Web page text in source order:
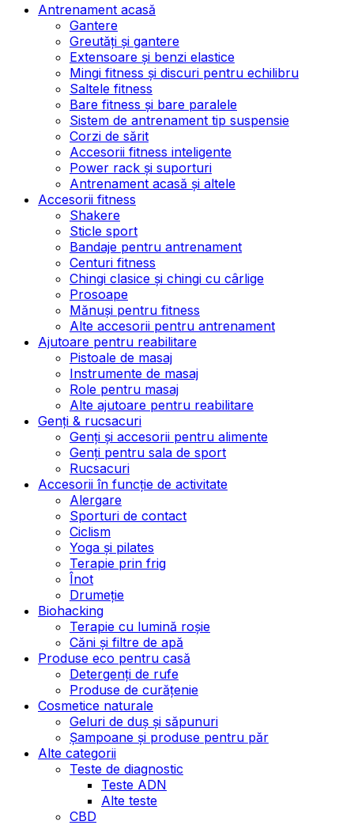
Antrenament acasă
Gantere
Greutăți și gantere
Extensoare și benzi elastice
Mingi fitness și discuri pentru echilibru
Saltele fitness
Bare fitness și bare paralele
Sistem de antrenament tip suspensie
Corzi de sărit
Accesorii fitness inteligente
Power rack și suporturi
Antrenament acasă și altele
Accesorii fitness
Shakere
Sticle sport
Bandaje pentru antrenament
Centuri fitness
Chingi clasice și chingi cu cârlige
Prosoape
Mănuși pentru fitness
Alte accesorii pentru antrenament
Ajutoare pentru reabilitare
Pistoale de masaj
Instrumente de masaj
Role pentru masaj
Alte ajutoare pentru reabilitare
Genți & rucsacuri
Genți și accesorii pentru alimente
Genți pentru sala de sport
Rucsacuri
Accesorii în funcție de activitate
Alergare
Sporturi de contact
Ciclism
Yoga și pilates
Terapie prin frig
Înot
Drumeție
Biohacking
Terapie cu lumină roșie
Căni și filtre de apă
Produse eco pentru casă
Detergenți de rufe
Produse de curățenie
Cosmetice naturale
Geluri de duș și săpunuri
Șampoane și produse pentru păr
Alte categorii
Teste de diagnostic
Teste ADN
Alte teste
CBD